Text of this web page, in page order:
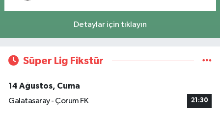
Detaylar için tıklayın
Süper Lig Fikstür
14 Ağustos, Cuma
Galatasaray - Çorum FK
21:30